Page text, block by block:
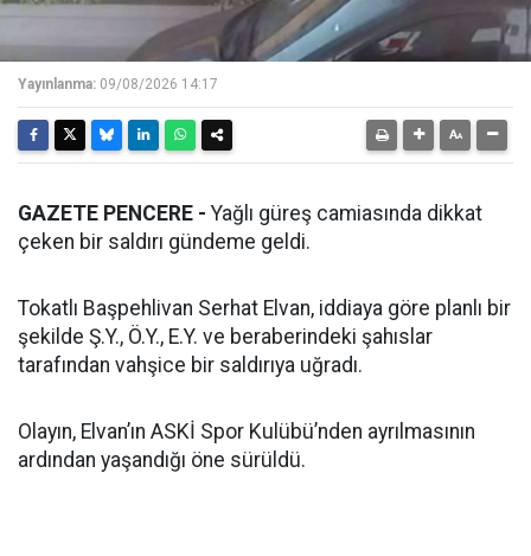
Yayınlanma: 09/08/2026 14:17
GAZETE PENCERE - Yağlı güreş camiasında dikkat
çeken bir saldırı gündeme geldi.
Tokatlı Başpehlivan Serhat Elvan, iddiaya göre planlı bir
şekilde Ş.Y., Ö.Y., E.Y. ve beraberindeki şahıslar
tarafından vahşice bir saldırıya uğradı.
Olayın, Elvan’ın ASKİ Spor Kulübü’nden ayrılmasının
ardından yaşandığı öne sürüldü.